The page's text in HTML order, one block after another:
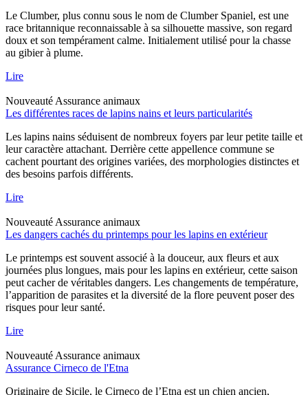
Le Clumber, plus connu sous le nom de Clumber Spaniel, est une
race britannique reconnaissable à sa silhouette massive, son regard
doux et son tempérament calme. Initialement utilisé pour la chasse
au gibier à plume.
Lire
Nouveauté Assurance animaux
Les différentes races de lapins nains et leurs particularités
Les lapins nains séduisent de nombreux foyers par leur petite taille et
leur caractère attachant. Derrière cette appellence commune se
cachent pourtant des origines variées, des morphologies distinctes et
des besoins parfois différents.
Lire
Nouveauté Assurance animaux
Les dangers cachés du printemps pour les lapins en extérieur
Le printemps est souvent associé à la douceur, aux fleurs et aux
journées plus longues, mais pour les lapins en extérieur, cette saison
peut cacher de véritables dangers. Les changements de température,
l’apparition de parasites et la diversité de la flore peuvent poser des
risques pour leur santé.
Lire
Nouveauté Assurance animaux
Assurance Cirneco de l'Etna
Originaire de Sicile, le Cirneco de l’Etna est un chien ancien,